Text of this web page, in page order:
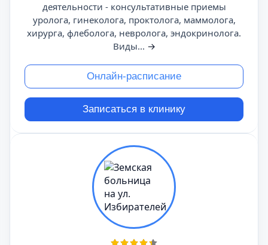
деятельности - консультативные приемы
уролога, гинеколога, проктолога, маммолога,
хирурга, флеболога, невролога, эндокринолога.
Виды... →
Онлайн-расписание
Записаться в клинику